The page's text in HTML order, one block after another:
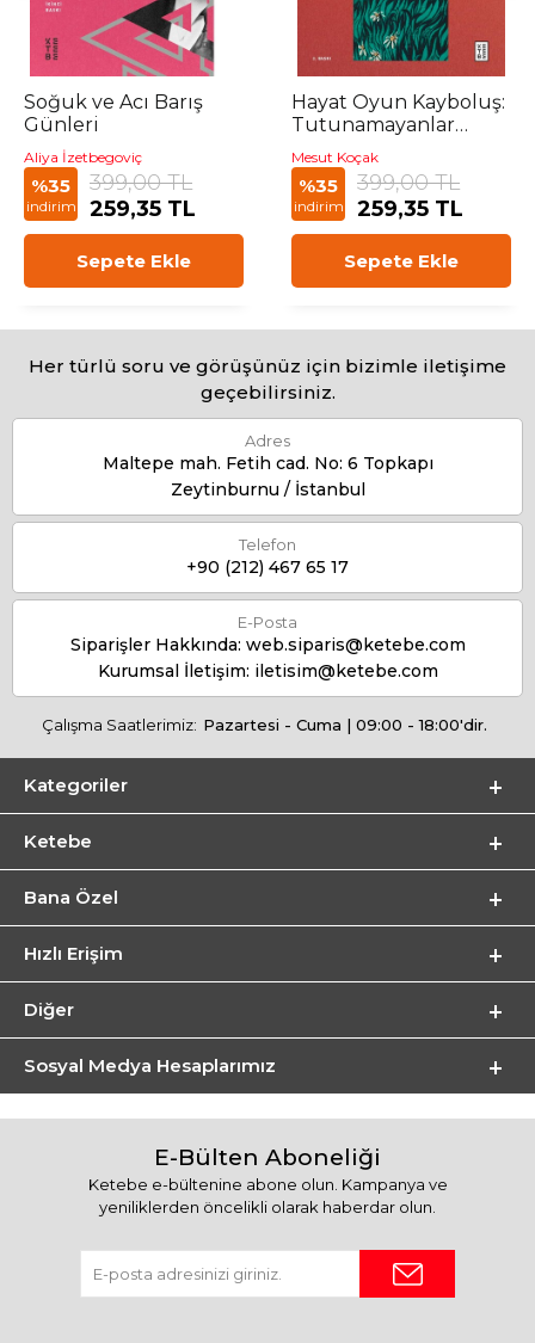
Soğuk ve Acı Barış
Günleri
Aliya İzetbegoviç
%35
indirim
399,00 TL
259,35 TL
Sepete Ekle
Hayat Oyun Kayboluş:
Tutunamayanlar
Kitabı
Mesut Koçak
%35
indirim
399,00 TL
259,35 TL
Sepete Ekle
Her türlü soru ve görüşünüz için bizimle iletişime
geçebilirsiniz.
Adres
Maltepe mah. Fetih cad. No: 6 Topkapı
Zeytinburnu / İstanbul
Telefon
+90 (212) 467 65 17
E-Posta
Siparişler Hakkında: web.siparis@ketebe.com
Kurumsal İletişim: iletisim@ketebe.com
Çalışma Saatlerimiz: Pazartesi - Cuma | 09:00 - 18:00'dir.
Kategoriler
Ketebe
Bana Özel
Hızlı Erişim
Diğer
Sosyal Medya Hesaplarımız
E-Bülten Aboneliği
Ketebe e-bültenine abone olun. Kampanya ve
yeniliklerden öncelikli olarak haberdar olun.